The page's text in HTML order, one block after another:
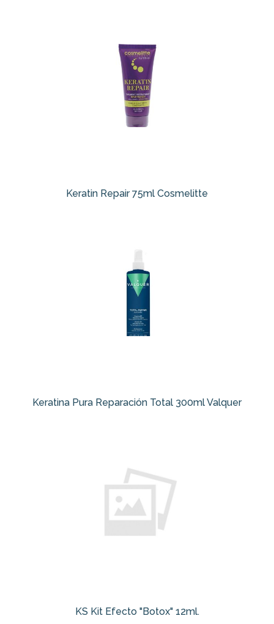
Keratin Repair 75ml Cosmelitte
Keratina Pura Reparación Total 300ml Valquer
KS Kit Efecto "Botox" 12ml.